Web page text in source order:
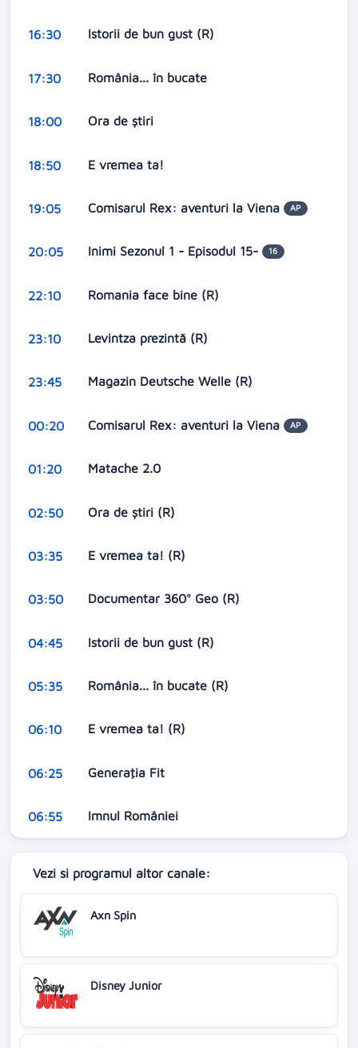
16:30 Istorii de bun gust (R)
17:30 România... în bucate
18:00 Ora de ştiri
18:50 E vremea ta!
19:05 Comisarul Rex: aventuri la Viena AP
20:05 Inimi Sezonul 1 - Episodul 15- 16
22:10 Romania face bine (R)
23:10 Levintza prezintă (R)
23:45 Magazin Deutsche Welle (R)
00:20 Comisarul Rex: aventuri la Viena AP
01:20 Matache 2.0
02:50 Ora de ştiri (R)
03:35 E vremea ta! (R)
03:50 Documentar 360° Geo (R)
04:45 Istorii de bun gust (R)
05:35 România... în bucate (R)
06:10 E vremea ta! (R)
06:25 Generaţia Fit
06:55 Imnul României
Vezi si programul altor canale:
Axn Spin
Disney Junior